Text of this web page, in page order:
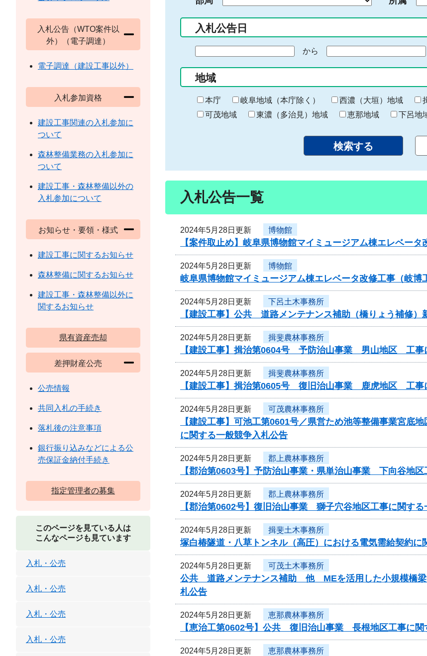
入
力
入札公告日
の
始
ま
り
から
終
わ
り
地域
本庁 岐阜地域（本庁除く） 西濃（大垣）地域
可茂地域
東濃（多治見）地域 恵那地域 下呂地
入札公告一覧
2024年5月28日更新 博物館
【案件取止め】岐阜県博物館マイミュージアム棟エレベー
2024年5月28日更新 博物館
岐阜県博物館マイミュージアム棟エレベータ改修工事（岐
2024年5月28日更新 下呂土木事務所
【建設工事】公共 道路メンテナンス補助（橋りょう補修
2024年5月28日更新 揖斐農林事務所
【建設工事】揖治第0604号 予防治山事業 男山地区 工事
2024年5月28日更新 揖斐農林事務所
【建設工事】揖治第0605号 復旧治山事業 鹿虎地区 工事
2024年5月28日更新 可茂農林事務所
【建設工事】可池工第0601号／県営ため池等整備事業宮底
に関する一般競争入札公告
2024年5月28日更新 郡上農林事務所
【郡治第0603号】予防治山事業・県単治山事業 下向谷地
2024年5月28日更新 郡上農林事務所
【郡治第0602号】復旧治山事業 獅子穴谷地区工事に関する
2024年5月28日更新 揖斐土木事務所
塚白椿隧道・八草トンネル（高圧）における電気需給契約に
2024年5月28日更新 可茂土木事務所
公共 道路メンテナンス補助 他 MEを活用した小規模橋
札公告
2024年5月28日更新 恵那農林事務所
【恵治工第0602号】公共 復旧治山事業 長根地区工事に関
2024年5月28日更新 恵那農林事務所
入札公告（WTO案件以
外）（電子調達）
電子調達（建設工事以外）
入札参加資格
建設工事関連の入札参加に
ついて
森林整備業務の入札参加に
ついて
建設工事・森林整備以外の
入札参加について
お知らせ・要領・様式
建設工事に関するお知らせ
森林整備に関するお知らせ
建設工事・森林整備以外に
関するお知らせ
県有資産売却
差押財産公売
公売情報
共同入札の手続き
落札後の注意事項
銀行振り込みなどによる公
売保証金納付手続き
指定管理者の募集
このページを見ている人は
こんなページも見ています
入札・公売
入札・公売
入札・公売
入札・公売